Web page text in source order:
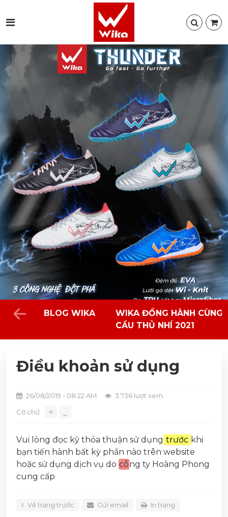
BLOG WIKA
WIKA ĐỒNG HÀNH CÙNG
CẦU THỦ NHÍ 2021
Điều khoản sử dụng
26/08/2019 - 08:22 AM
3.736 lượt xem
Cỡ chữ
＋
Vui lòng đọc kỹ thỏa thuận sử dụng trước khi
bạn tiến hành bất kỳ phần nào trên website
hoặc sử dụng dịch vụ do công ty Hoàng Phong
cung cấp
Về trang trước Gửi email In trang